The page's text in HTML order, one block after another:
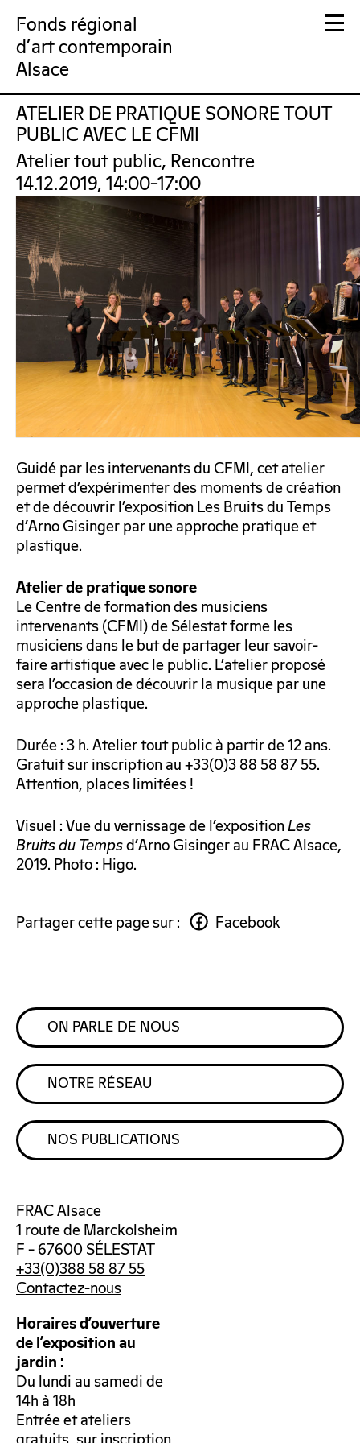
Fonds régional
d'art contemporain
Alsace
FRAC Alsace
ATELIER DE PRATIQUE SONORE TOUT
PUBLIC AVEC LE CFMI
Atelier tout public, Rencontre
14.12.2019, 14:00–17:00
Guidé par les intervenants du CFMI, cet atelier
permet d’expérimenter des moments de création
et de découvrir l’exposition Les Bruits du Temps
d’Arno Gisinger par une approche pratique et
plastique.
Atelier de pratique sonore
Le Centre de formation des musiciens
intervenants (CFMI) de Sélestat forme les
musiciens dans le but de partager leur savoir-
faire artistique avec le public. L’atelier proposé
sera l’occasion de découvrir la musique par une
approche plastique.
Durée : 3 h. Atelier tout public à partir de 12 ans.
Gratuit sur inscription au+33(0)3 88 58 87 55.
Attention, places limitées !
Visuel : Vue du vernissage de l’expositionLes
Bruits du Tempsd’Arno Gisinger au FRAC Alsace,
2019. Photo : Higo.
Partager cette page sur : Facebook
ON PARLE DE NOUS
NOTRE RÉSEAU
NOS PUBLICATIONS
FRAC Alsace
1 route de Marckolsheim
F – 67600 SÉLESTAT
+33(0)388 58 87 55
Contactez-nous
Horaires d’ouverture
de l’exposition au
jardin :
Du lundi au samedi de
14h à 18h
Entrée et ateliers